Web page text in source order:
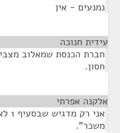
נמנעים - אין
עידית חנוכה
חברת הכנסת שמאלוב
חסון.
אלקנה אפרתי
משכר".